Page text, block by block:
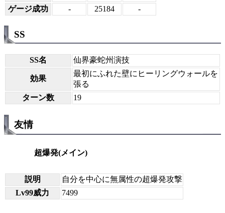
ゲージ成功 - 25184 -
SS
SS名 仙界豪蛇州演技
効果
最初にふれた壁にヒーリングウォールを
張る
ターン数
19
友情
超爆発(メイン)
説明
自分を中心に無属性の超爆発攻撃
Lv99威力
7499